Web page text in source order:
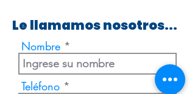
Le llamamos nosotros...
Nombre
Teléfono